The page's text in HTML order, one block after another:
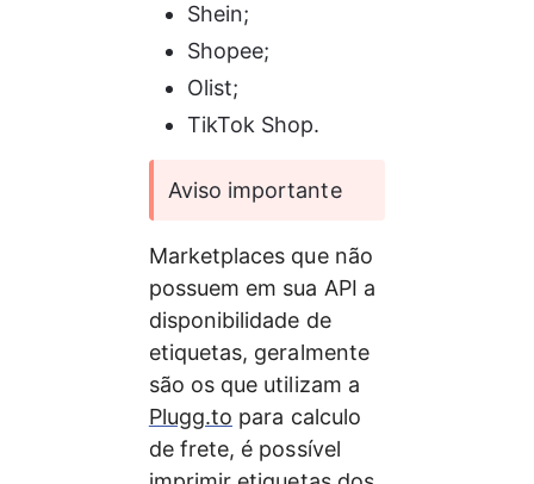
Shein;
Shopee;
Olist;
TikTok Shop.
Aviso importante
Marketplaces que não
possuem em sua API a
disponibilidade de
etiquetas, geralmente
são os que utilizam a
Plugg.to para calculo
de frete, é possível